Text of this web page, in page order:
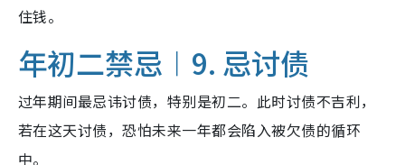
住钱。
年初二禁忌︱9. 忌讨债
过年期间最忌讳讨债，特别是初二。此时讨债不吉利，
若在这天讨债，恐怕未来一年都会陷入被欠债的循环
中。